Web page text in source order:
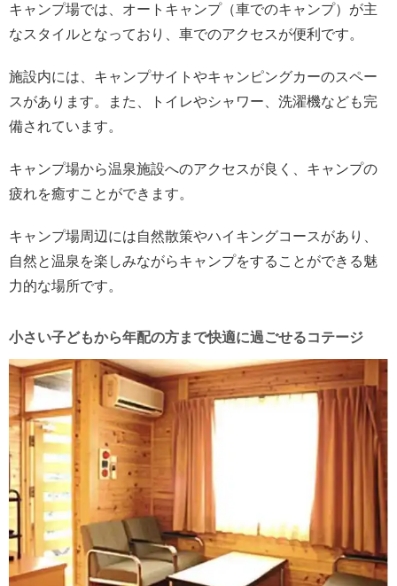
キャンプ場では、オートキャンプ（車でのキャンプ）が主
なスタイルとなっており、車でのアクセスが便利です。
施設内には、キャンプサイトやキャンピングカーのスペー
スがあります。また、トイレやシャワー、洗濯機なども完
備されています。
キャンプ場から温泉施設へのアクセスが良く、キャンプの
疲れを癒すことができます。
キャンプ場周辺には自然散策やハイキングコースがあり、
自然と温泉を楽しみながらキャンプをすることができる魅
力的な場所です。
小さい子どもから年配の方まで快適に過ごせるコテージ